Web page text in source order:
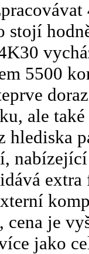
stojí
5500
ale
hlediska
cena je
jako